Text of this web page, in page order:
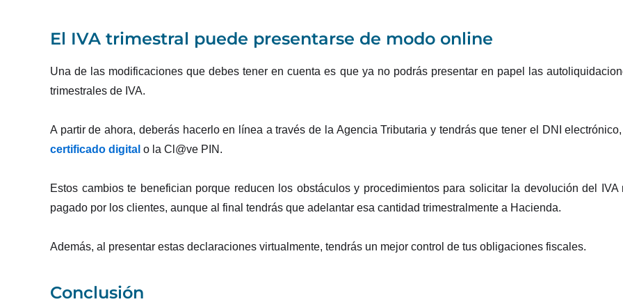
El IVA trimestral puede presentarse de modo online
Una de las modificaciones que debes tener en cuenta es que ya no podrás presentar en papel las
trimestrales de IVA.
A partir de ahora, deberás hacerlo en línea a través de la Agencia Tributaria y tendrás que tener el DNI electrónico,
certificado digital o la Cl@ve PIN.
Estos cambios te benefician porque reducen los obstáculos y procedimientos para solicitar la devolución del IVA
pagado por los clientes, aunque al final tendrás que adelantar esa cantidad trimestralmente a Hacienda.
Además, al presentar estas declaraciones virtualmente, tendrás un mejor control de tus obligaciones fiscales.
Conclusión